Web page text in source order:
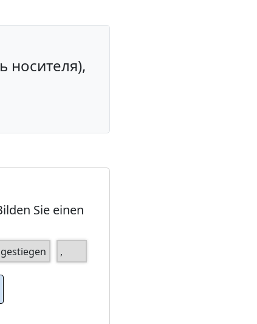
носителя),
Sie einen
gestiegen ,